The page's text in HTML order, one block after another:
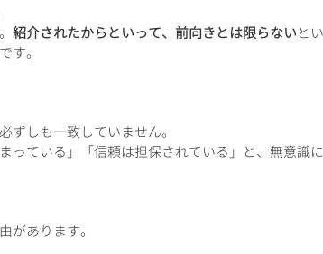
紹介されたからといって、前向きとは限らないと
す。
ずしも一致していません。
っている」「信頼は担保されている」と、無意識
があります。